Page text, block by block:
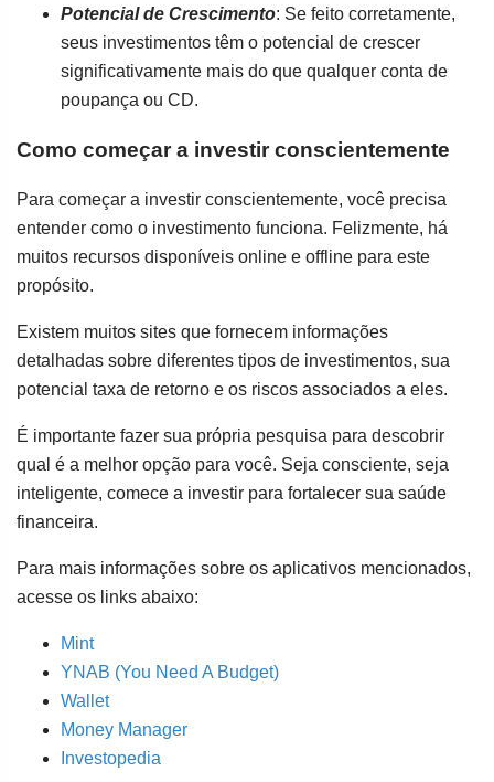
Potencial de Crescimento: Se feito corretamente,
seus investimentos têm o potencial de crescer
significativamente mais do que qualquer conta de
poupança ou CD.
Como começar a investir conscientemente
Para começar a investir conscientemente, você precisa
entender como o investimento funciona. Felizmente, há
muitos recursos disponíveis online e offline para este
propósito.
Existem muitos sites que fornecem informações
detalhadas sobre diferentes tipos de investimentos, sua
potencial taxa de retorno e os riscos associados a eles.
É importante fazer sua própria pesquisa para descobrir
qual é a melhor opção para você. Seja consciente, seja
inteligente, comece a investir para fortalecer sua saúde
financeira.
Para mais informações sobre os aplicativos mencionados,
acesse os links abaixo:
Mint
YNAB (You Need A Budget)
Wallet
Money Manager
Investopedia